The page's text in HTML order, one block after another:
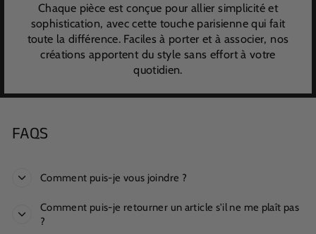
Chaque pièce est conçue pour allier simplicité et
sophistication, avec cette touche parisienne qui fait
toute la différence. Faciles à porter et à associer, nos
créations apportent du style sans effort à votre
quotidien.
FAQS
Comment puis-je vous joindre ?
Comment puis-je retourner un article s'il ne me plaît pas
?